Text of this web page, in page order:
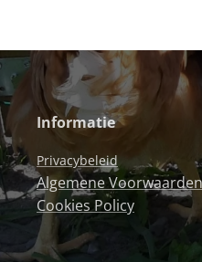
Informatie
Privacybeleid
Algemene Voorwaarden
Cookies Policy